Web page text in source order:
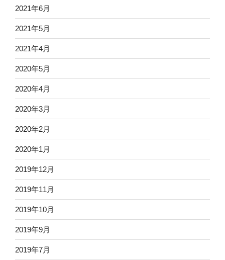
2021年6月
2021年5月
2021年4月
2020年5月
2020年4月
2020年3月
2020年2月
2020年1月
2019年12月
2019年11月
2019年10月
2019年9月
2019年7月